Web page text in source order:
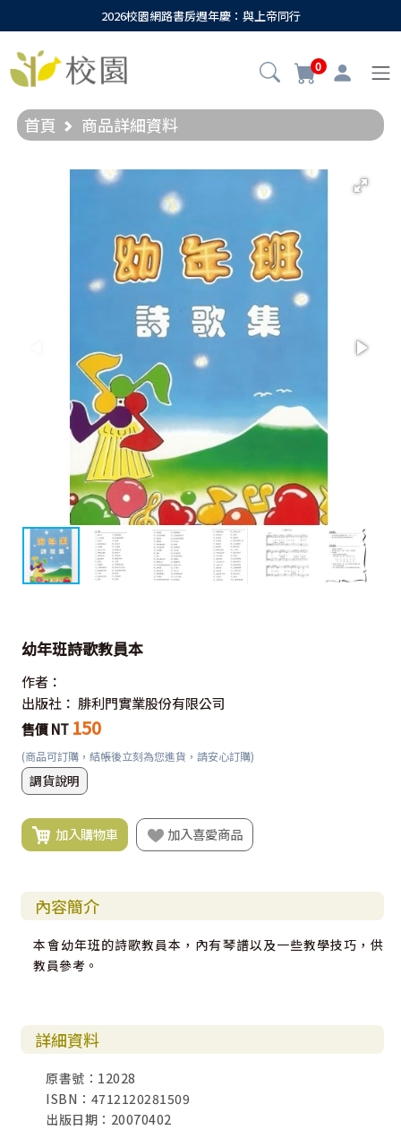
2026校園網路書房週年慶：與上帝同行
0
首頁 商品詳細資料
幼年班詩歌教員本
作者：
出版社： 腓利門實業股份有限公司
售價 NT 150
(商品可訂購，結帳後立刻為您進貨，請安心訂購)
調貨說明
加入購物車 加入喜愛商品
內容簡介
本會幼年班的詩歌教員本，內有琴譜以及一些教學技巧，供
教員參考。
詳細資料
原書號：12028
ISBN：4712120281509
出版日期：20070402